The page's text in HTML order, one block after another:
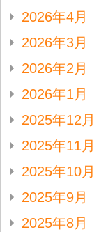
2026年4月
2026年3月
2026年2月
2026年1月
2025年12月
2025年11月
2025年10月
2025年9月
2025年8月